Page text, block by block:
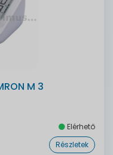
M 3
Elérhető
Részletek